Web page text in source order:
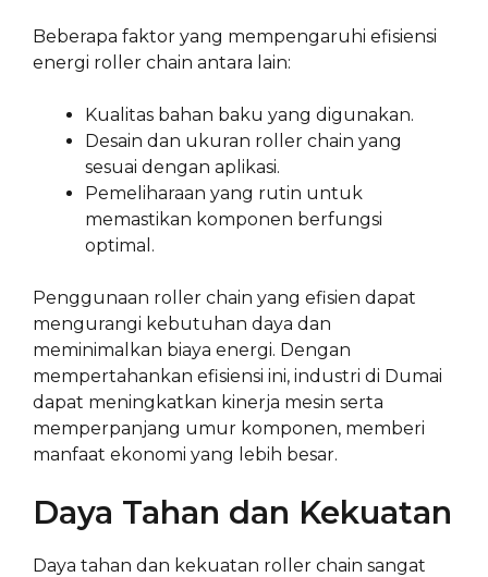
Beberapa faktor yang mempengaruhi efisiensi
energi roller chain antara lain:
Kualitas bahan baku yang digunakan.
Desain dan ukuran roller chain yang
sesuai dengan aplikasi.
Pemeliharaan yang rutin untuk
memastikan komponen berfungsi
optimal.
Penggunaan roller chain yang efisien dapat
mengurangi kebutuhan daya dan
meminimalkan biaya energi. Dengan
mempertahankan efisiensi ini, industri di Dumai
dapat meningkatkan kinerja mesin serta
memperpanjang umur komponen, memberi
manfaat ekonomi yang lebih besar.
Daya Tahan dan Kekuatan
Daya tahan dan kekuatan roller chain sangat